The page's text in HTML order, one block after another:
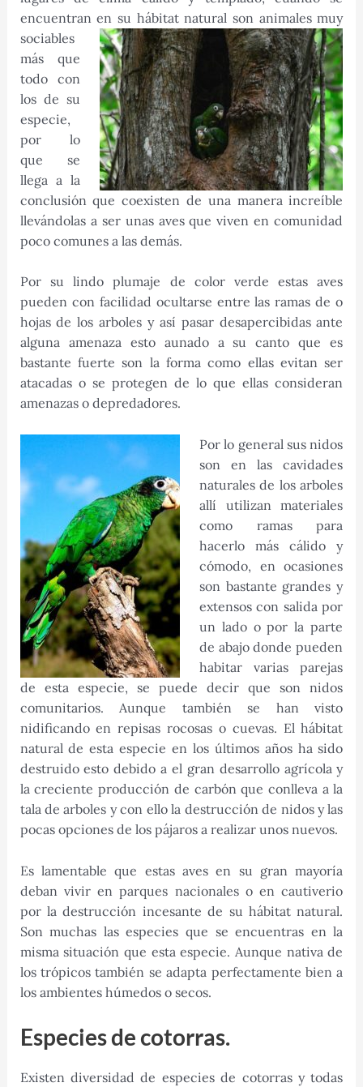
encuentran en su hábitat natural son animales muy
sociables
más que
todo con
los de su
especie,
por lo
que se
llega a la
conclusión que coexisten de una manera increíble
llevándolas a ser unas aves que viven en comunidad
poco comunes a las demás.
Por su lindo plumaje de color verde estas aves
pueden con facilidad ocultarse entre las ramas de o
hojas de los arboles y así pasar desapercibidas ante
alguna amenaza esto aunado a su canto que es
bastante fuerte son la forma como ellas evitan ser
atacadas o se protegen de lo que ellas consideran
amenazas o depredadores.
Por lo general sus nidos
son en las cavidades
naturales de los arboles
allí utilizan materiales
como ramas para
hacerlo más cálido y
cómodo, en ocasiones
son bastante grandes y
extensos con salida por
un lado o por la parte
de abajo donde pueden
habitar varias parejas
de esta especie, se puede decir que son nidos
comunitarios. Aunque también se han visto
nidificando en repisas rocosas o cuevas. El hábitat
natural de esta especie en los últimos años ha sido
destruido esto debido a el gran desarrollo agrícola y
la creciente producción de carbón que conlleva a la
tala de arboles y con ello la destrucción de nidos y las
pocas opciones de los pájaros a realizar unos nuevos.
Es lamentable que estas aves en su gran mayoría
deban vivir en parques nacionales o en cautiverio
por la destrucción incesante de su hábitat natural.
Son muchas las especies que se encuentras en la
misma situación que esta especie. Aunque nativa de
los trópicos también se adapta perfectamente bien a
los ambientes húmedos o secos.
Especies de cotorras.
Existen diversidad de especies de cotorras y todas